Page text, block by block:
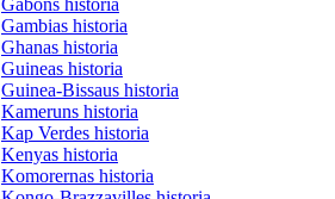
Gabons historia
Gambias historia
Ghanas historia
Guineas historia
Guinea-Bissaus historia
Kameruns historia
Kap Verdes historia
Kenyas historia
Komorernas historia